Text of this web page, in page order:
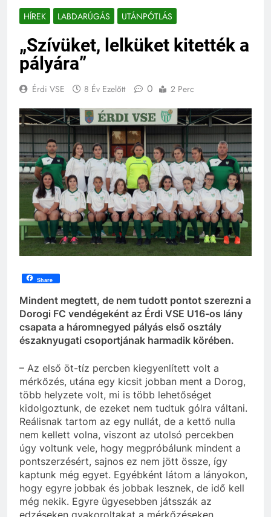
HÍREK LABDARÚGÁS UTÁNPÓTLÁS
„Szívüket, lelküket kitették a
pályára”
Érdi VSE 8 Év Ezelőtt 0 2 Perc
Share
Mindent megtett, de nem tudott pontot szerezni a
Dorogi FC vendégeként az Érdi VSE U16-os lány
csapata a háromnegyed pályás első osztály
északnyugati csoportjának harmadik körében.
– Az első öt-tíz percben kiegyenlített volt a
mérkőzés, utána egy kicsit jobban ment a Dorog,
több helyzete volt, mi is több lehetőséget
kidolgoztunk, de ezeket nem tudtuk gólra váltani.
Reálisnak tartom az egy nullát, de a kettő nulla
nem kellett volna, viszont az utolsó percekben
úgy voltunk vele, hogy megpróbálunk mindent a
pontszerzésért, sajnos ez nem jött össze, így
kaptunk még egyet. Egyébként látom a lányokon,
hogy egyre jobbak és jobbak lesznek, de idő kell
még nekik. Egyre ügyesebben játsszák az